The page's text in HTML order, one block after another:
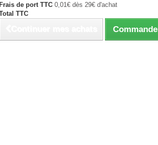
Frais de port TTC 0,01€ dès 29€ d'achat
TTC